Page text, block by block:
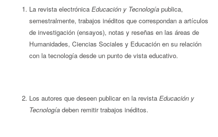
La revista electrónica Educación y Tecnologí­apublica,
semestralmente, trabajos inéditos que correspondan a artículos
de investigación (ensayos), notas y reseñas en las áreas de
Humanidades, Ciencias Sociales y Educación en su relación
con la tecnología desde un punto de vista educativo.
Los autores que deseen publicar en la revista Educación y
Tecnologíadeben remitir trabajos inéditos.